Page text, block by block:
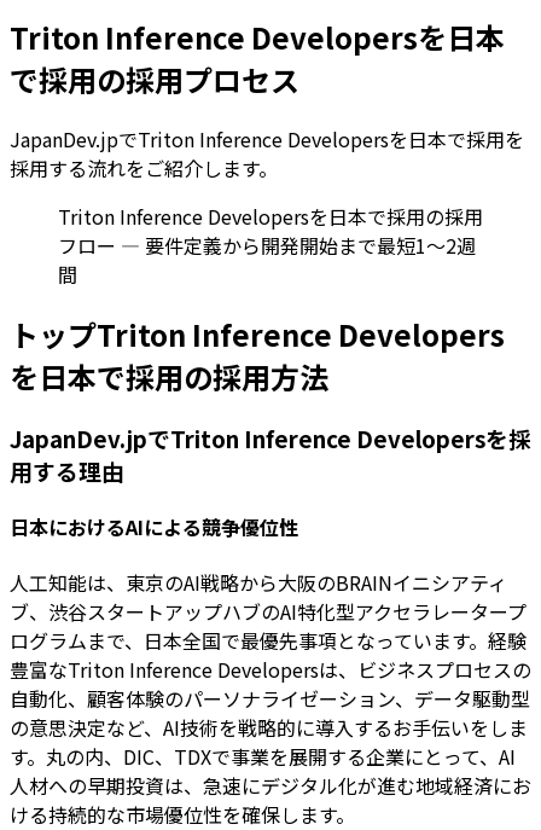
Triton Inference Developersを日本
で採用の採用プロセス
JapanDev.jpでTriton Inference Developersを日本で採用を
採用する流れをご紹介します。
Triton Inference Developersを日本で採用の採用
フロー — 要件定義から開発開始まで最短1〜2週
間
トップTriton Inference Developers
を日本で採用の採用方法
JapanDev.jpでTriton Inference Developersを採
用する理由
日本におけるAIによる競争優位性
人工知能は、東京のAI戦略から大阪のBRAINイニシアティ
ブ、渋谷スタートアップハブのAI特化型アクセラレータープ
ログラムまで、日本全国で最優先事項となっています。経験
豊富なTriton Inference Developersは、ビジネスプロセスの
自動化、顧客体験のパーソナライゼーション、データ駆動型
の意思決定など、AI技術を戦略的に導入するお手伝いをしま
す。丸の内、DIC、TDXで事業を展開する企業にとって、AI
人材への早期投資は、急速にデジタル化が進む地域経済にお
ける持続的な市場優位性を確保します。